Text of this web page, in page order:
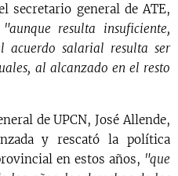
secretario general de ATE,
"aunque resulta insuficiente,
acuerdo salarial resulta ser
al alcanzado en el resto
de UPCN, José Allende,
y rescató la política
en estos años, "que